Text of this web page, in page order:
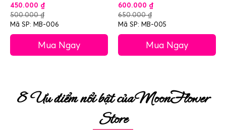
450.000 ₫
500.000₫
Mã SP: MB-006
Mua Ngay
600.000 ₫
650.000₫
Mã SP: MB-005
Mua Ngay
8 Ưu điểm nổi bật của MoonFlower
Store